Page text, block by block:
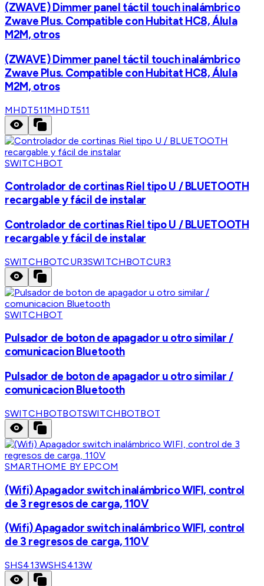
(ZWAVE) Dimmer panel táctil touch inalámbrico
Zwave Plus. Compatible con Hubitat HC8, Álula
M2M, otros
(ZWAVE) Dimmer panel táctil touch inalámbrico
Zwave Plus. Compatible con Hubitat HC8, Álula
M2M, otros
MHDT511MHDT511
SWITCHBOT
Controlador de cortinas Riel tipo U / BLUETOOTH
recargable y fácil de instalar
Controlador de cortinas Riel tipo U / BLUETOOTH
recargable y fácil de instalar
SWITCHBOTCUR3SWITCHBOTCUR3
SWITCHBOT
Pulsador de boton de apagador u otro similar /
comunicacion Bluetooth
Pulsador de boton de apagador u otro similar /
comunicacion Bluetooth
SWITCHBOTBOTSWITCHBOTBOT
SMARTHOME BY EPCOM
(Wifi) Apagador switch inalámbrico WIFI, control
de 3 regresos de carga, 110V
(Wifi) Apagador switch inalámbrico WIFI, control
de 3 regresos de carga, 110V
SHS413WSHS413W